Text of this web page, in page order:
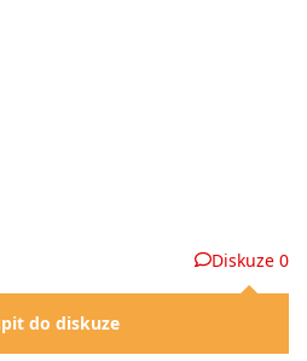
Diskuze 0
do diskuze